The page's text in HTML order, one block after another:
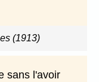
(1913)
sans l'avoir